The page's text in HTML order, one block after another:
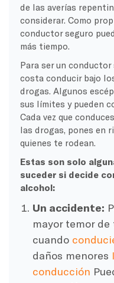
de las averías
considerar. Como
conductor seguro
más tiempo.
Para ser un conductor
costa conducir bajo
drogas. Algunos
sus límites y pueden
Cada vez que
las drogas, pones en
quienes te rodean.
Estas son solo
suceder si decide
alcohol:
Un accidente:
mayor temor de
cuando
daños menores
conducción